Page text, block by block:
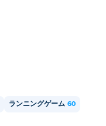
ランニングゲーム 60